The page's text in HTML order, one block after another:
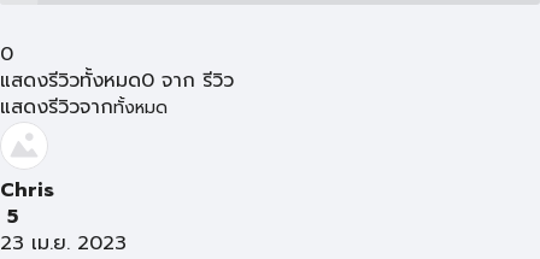
0
แสดงรีวิวทั้งหมด0 จาก รีวิว
แสดงรีวิวจากทั้งหมด
Chris
5
23 เม.ย. 2023